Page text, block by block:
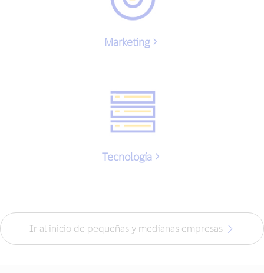
Marketing
Tecnología
Ir al inicio de pequeñas y medianas empresas